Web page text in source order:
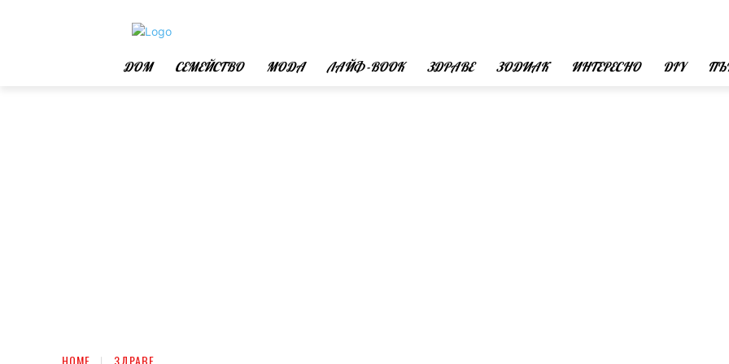
ДОМ СЕМЕЙСТВО МОДА ЛАЙФ -BOOK ЗДРАВЕ ЗОДИАК ИНТЕРЕСНО DIY
HOME ЗДРАВЕ